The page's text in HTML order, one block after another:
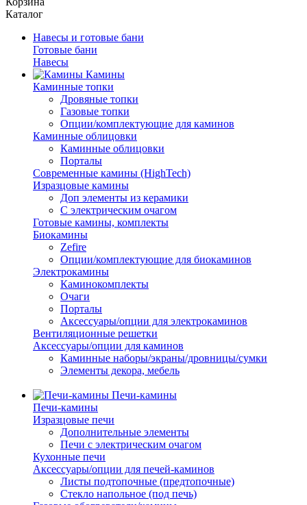
Каталог
Навесы и готовые бани
Готовые бани
Навесы
Камины
Каминные топки
Дровяные топки
Газовые топки
Опции/комплектующие для каминов
Каминные облицовки
Каминные облицовки
Порталы
Современные камины (HighTech)
Изразцовые камины
Доп элементы из керамики
С электрическим очагом
Готовые камины, комплекты
Биокамины
Zefire
Опции/комплектующие для биокаминов
Электрокамины
Каминокомплекты
Очаги
Порталы
Аксессуары/опции для электрокаминов
Вентиляционные решетки
Аксессуары/опции для каминов
Каминные наборы/экраны/дровницы/сумки
Элементы декора, мебель
Печи-камины
Печи-камины
Изразцовые печи
Дополнительные элементы
Печи с электрическим очагом
Кухонные печи
Аксессуары/опции для печей-каминов
Листы подтопочные (предтопочные)
Стекло напольное (под печь)